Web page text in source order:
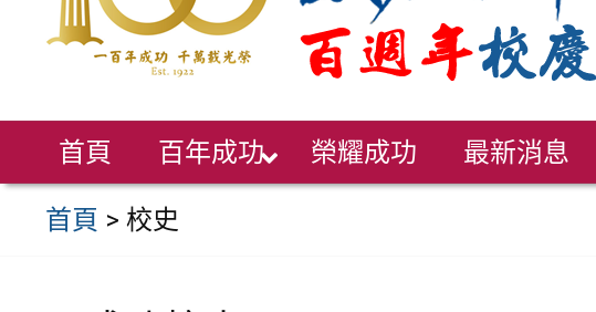
區
首頁
百年成功 榮耀成功 最新消息
首頁 >校史